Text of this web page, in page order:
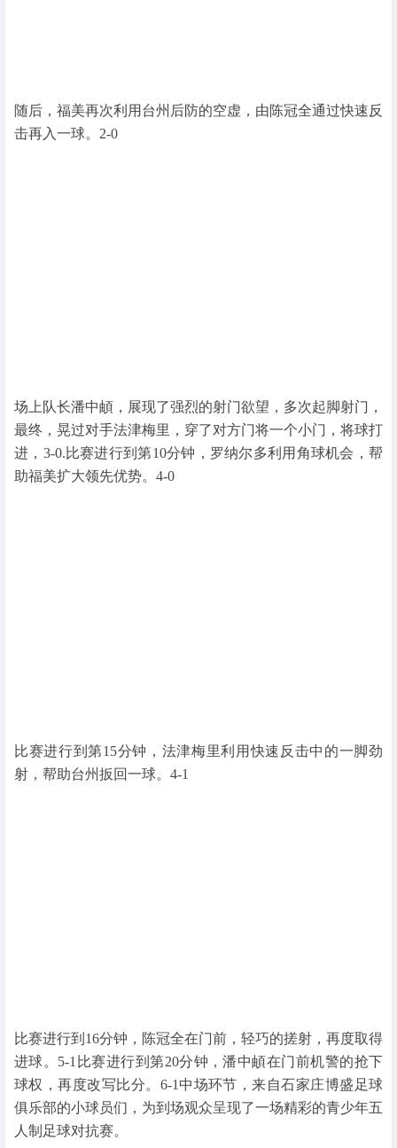
随后，福美再次利用台州后防的空虚，由陈冠全通过快速反
击再入一球。2-0
场上队长潘中頔，展现了强烈的射门欲望，多次起脚射门，
最终，晃过对手法津梅里，穿了对方门将一个小门，将球打
进，3-0.比赛进行到第10分钟，罗纳尔多利用角球机会，帮
助福美扩大领先优势。4-0
比赛进行到第15分钟，法津梅里利用快速反击中的一脚劲
射，帮助台州扳回一球。4-1
比赛进行到16分钟，陈冠全在门前，轻巧的搓射，再度取得
进球。5-1比赛进行到第20分钟，潘中頔在门前机警的抢下
球权，再度改写比分。6-1中场环节，来自石家庄博盛足球
俱乐部的小球员们，为到场观众呈现了一场精彩的青少年五
人制足球对抗赛。